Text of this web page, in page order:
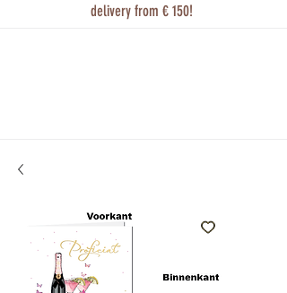
delivery from € 150!